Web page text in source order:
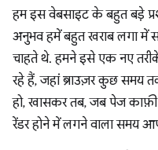
हम इस वेबसाइट के बहुत बड़े
अनुभव हमें बहुत खराब लगा
चाहते थे. हमने इसे एक नए
रहे हैं, जहां ब्राउज़र कुछ समय
हो, खासकर तब, जब पेज
रेंडर होने में लगने वाला समय